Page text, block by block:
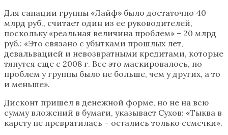
Для санации группы «Лайф» было достаточно 40
млрд руб., считает один из ее руководителей,
поскольку «реальная величина проблем» – 20 млрд
руб.: «Это связано с убытками прошлых лет,
девальвацией и невозвратными кредитами, которые
тянутся еще с 2008 г. Все это маскировалось, но
проблем у группы было не больше, чем у других, а то
и меньше».
Дисконт пришел в денежной форме, но не на всю
сумму вложений в бумаги, указывает Сухов: «Тыква в
карету не превратилась – остались только семечки».